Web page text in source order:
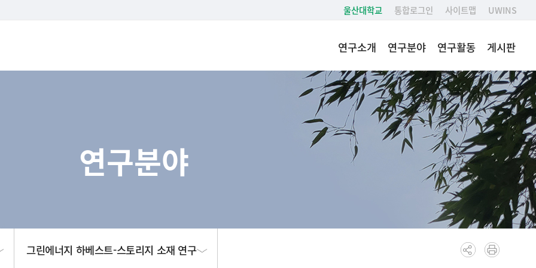
울산대학교 통합로그인 사이트맵 UWINS
연구소개 연구분야 연구활동 게시판
연구분야
그린에너지 하베스트-스토리지 소재 연구